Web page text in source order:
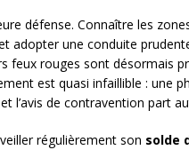
défense. Connaître les
adopter une conduite
feux rouges sont désormais
est quasi infaillible : une
l’avis de contravention part
régulièrement son solde